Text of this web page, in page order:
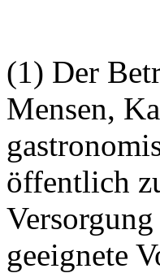
(1) Der
Mensen,
öffentlich
geeignete